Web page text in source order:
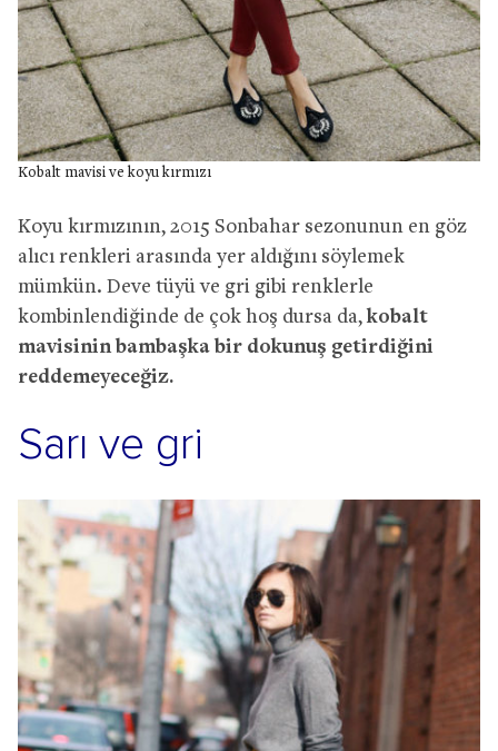
Kobalt mavisi ve koyu kırmızı
Koyu kırmızının, 2015 Sonbahar sezonunun en göz
alıcı renkleri arasında yer aldığını söylemek
mümkün. Deve tüyü ve gri gibi renklerle
kombinlendiğinde de çok hoş dursa da, kobalt
mavisinin bambaşka bir dokunuş getirdiğini
reddemeyeceğiz.
Sarı ve gri